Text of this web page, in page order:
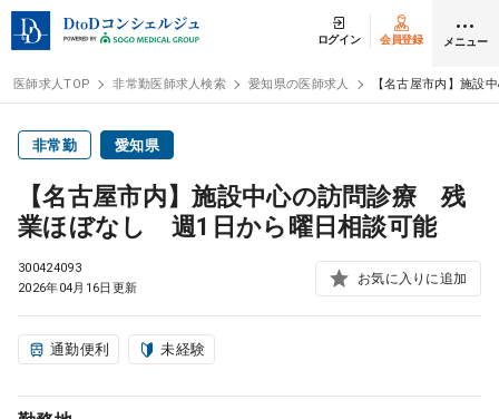
ログイン 会員登録 メニュー
医師求人
常勤検索 転職
非常勤検索 アルバイト
医師求人TOP 非常勤医師求人検索 愛知県の医師求人 【名古屋市内】施
非常勤 愛知県
【名古屋市内】施設中心の訪問診療 残
業ほぼなし 週1日から曜日相談可能
300424093
2026年04月16日更新
お気に入りに追加
通勤便利 未経験